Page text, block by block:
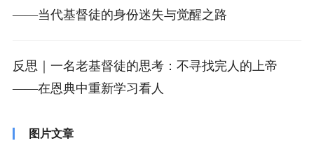
——当代基督徒的身份迷失与觉醒之路
反思｜一名老基督徒的思考：不寻找完人的上帝
——在恩典中重新学习看人
图片文章